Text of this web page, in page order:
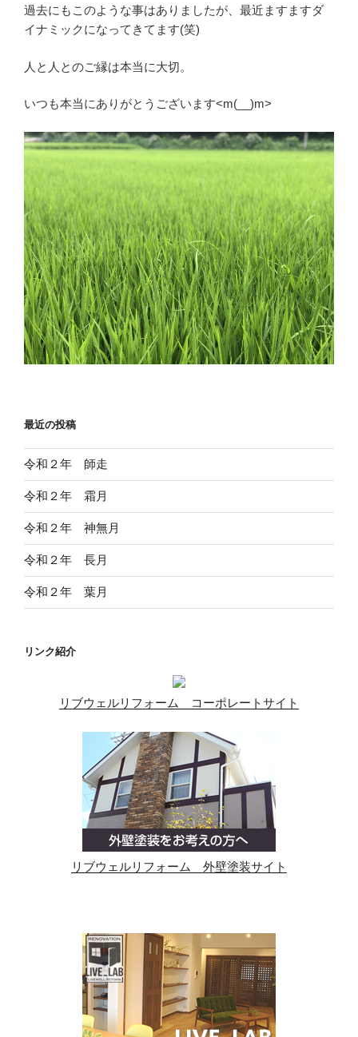
過去にもこのような事はありましたが、最近ますますダ
イナミックになってきてます(笑)
人と人とのご縁は本当に大切。
いつも本当にありがとうございます<m(__)m>
最近の投稿
令和２年 師走
令和２年 霜月
令和２年 神無月
令和２年 長月
令和２年 葉月
リンク紹介
リブウェルリフォーム コーポレートサイト
リブウェルリフォーム 外壁塗装サイト